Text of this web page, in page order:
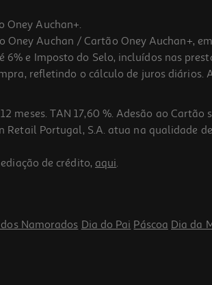
Oney Auchan+.
Oney Auchan / Cartão Oney Auchan+,
e Imposto do Selo, incluídos nas
refletindo o cálculo de juros diários.
meses. TAN 17,60 %. Adesão ao
Retail Portugal, S.A. atua na qualidade
de crédito, aqui.
Namorados Dia do Pai Páscoa Dia da